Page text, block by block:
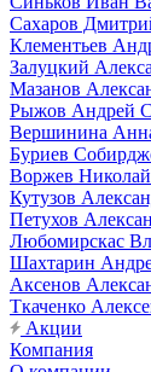
Сахаров
Клементьев
Залуцкий
Мазанов
Рыжов Андрей
Вершинина
Буриев
Воржев
Кутузов
Петухов
Любомирскас
Шахтарин
Аксенов
Ткаченко
Акции
Компания